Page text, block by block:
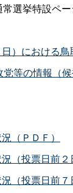
選挙特設ペー
）における
等の情報（
（ＰＤＦ）
（投票日前２
（投票日前７